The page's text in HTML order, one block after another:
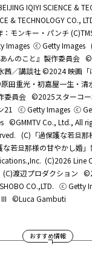
IQIYI SCIENCE &
& TECHNOLOGY CO.,
：モンキー・パンチ
Images ⓒ Getty Images
んのこと』製作委員会 ©
茜／講談社 ©2024 映画「
田重光・初嘉屋一生・
委員会 ©2025スターコー
21
ⓒ Getty Images ⓒ
©GMMTV Co., Ltd., All
(C)「過保護な若旦
な若旦那様の甘やかし婚
(C)2026 Line
(C)渡辺プロダクション
CO.,LTD. ⓒ Getty
©Luca Gambuti
おすすめ情報